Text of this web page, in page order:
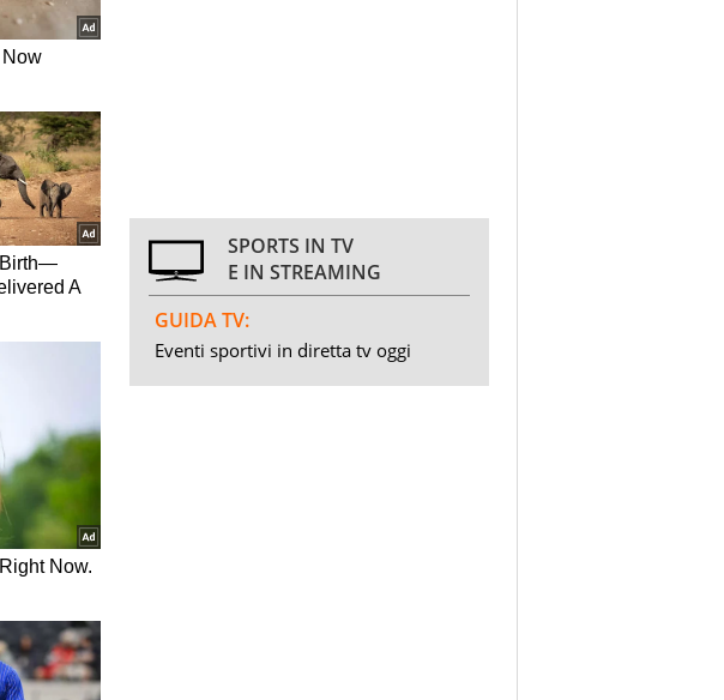
SPORTS IN TV
E IN STREAMING
GUIDA TV:
Eventi sportivi in diretta tv oggi